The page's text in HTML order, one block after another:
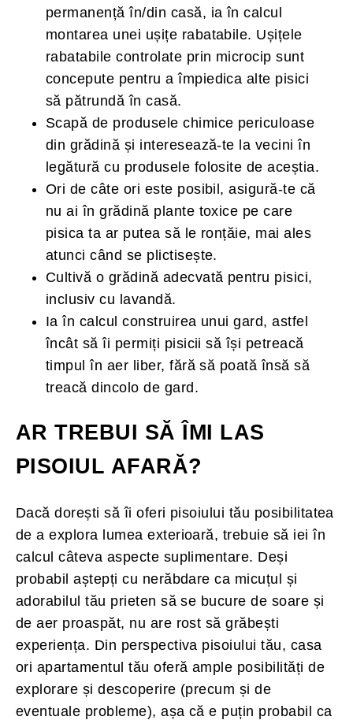
permanență în/din casă, ia în calcul
montarea unei ușițe rabatabile. Ușițele
rabatabile controlate prin microcip sunt
concepute pentru a împiedica alte pisici
să pătrundă în casă.
Scapă de produsele chimice periculoase
din grădină și interesează-te la vecini în
legătură cu produsele folosite de aceștia.
Ori de câte ori este posibil, asigură-te că
nu ai în grădină plante toxice pe care
pisica ta ar putea să le ronțăie, mai ales
atunci când se plictisește.
Cultivă o grădină adecvată pentru pisici,
inclusiv cu lavandă.
Ia în calcul construirea unui gard, astfel
încât să îi permiți pisicii să își petreacă
timpul în aer liber, fără să poată însă să
treacă dincolo de gard.
AR TREBUI SĂ ÎMI LAS
PISOIUL AFARĂ?
Dacă dorești să îi oferi pisoiului tău posibilitatea
de a explora lumea exterioară, trebuie să iei în
calcul câteva aspecte suplimentare. Deși
probabil aștepți cu nerăbdare ca micuțul și
adorabilul tău prieten să se bucure de soare și
de aer proaspăt, nu are rost să grăbești
experiența. Din perspectiva pisoiului tău, casa
ori apartamentul tău oferă ample posibilități de
explorare și descoperire (precum și de
eventuale probleme), așa că e puțin probabil ca